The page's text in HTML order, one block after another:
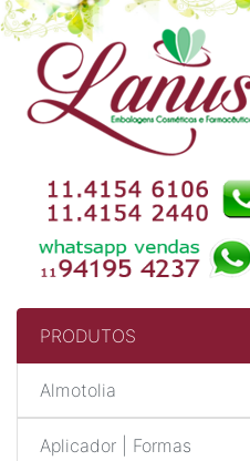
PRODUTOS
Almotolia
Aplicador | Formas